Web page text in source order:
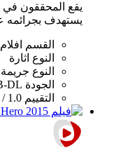
يقع المحققون
يستهدف بجرائمه
القسم
النوع اثارة
النوع جريمة
الجودة DL
التقييم 1.0 / 10